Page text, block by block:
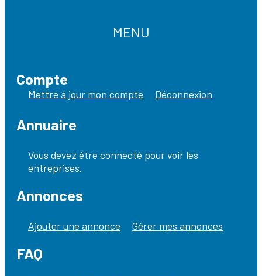
MENU
Compte
Mettre à jour mon compte Déconnexion
Annuaire
Vous devez être connecté pour voir les
entreprises.
Annonces
Ajouter une annonce Gérer mes annonces
FAQ